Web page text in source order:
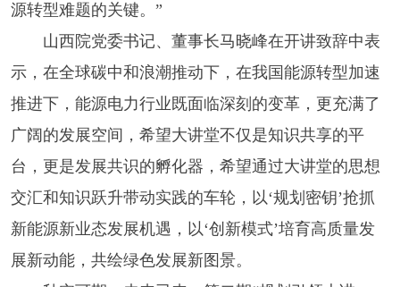
源转型难题的关键。”
山西院党委书记、董事长马晓峰在开讲致辞中表
示，在全球碳中和浪潮推动下，在我国能源转型加速
推进下，能源电力行业既面临深刻的变革，更充满了
广阔的发展空间，希望大讲堂不仅是知识共享的平
台，更是发展共识的孵化器，希望通过大讲堂的思想
交汇和知识跃升带动实践的车轮，以‘规划密钥’抢抓
新能源新业态发展机遇，以‘创新模式’培育高质量发
展新动能，共绘绿色发展新图景。